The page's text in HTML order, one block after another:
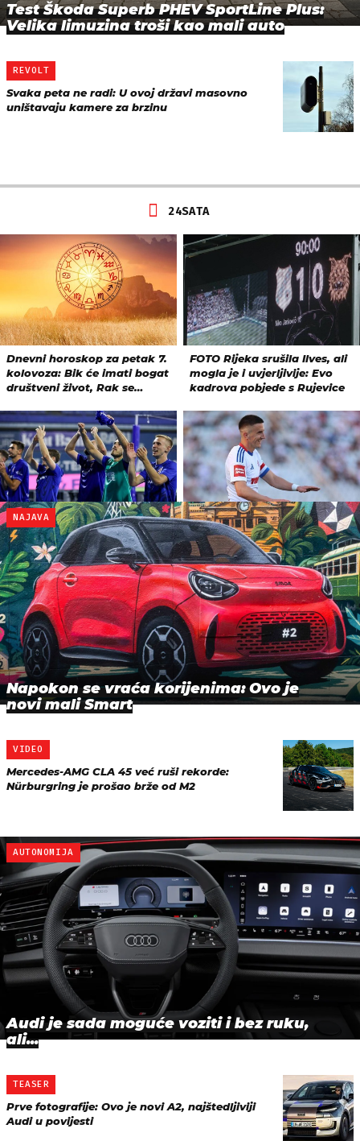
Test Škoda Superb PHEV SportLine Plus:
Velika limuzina troši kao mali auto
REVOLT
Svaka peta ne radi: U ovoj državi masovno
uništavaju kamere za brzinu
NAJAVA
Napokon se vraća korijenima: Ovo je
novi mali Smart
VIDEO
Mercedes-AMG CLA 45 već ruši rekorde:
Nürburgring je prošao brže od M2
AUTONOMIJA
Audi je sada moguće voziti i bez ruku,
ali...
TEASER
Prve fotografije: Ovo je novi A2, najštedljiviji
Audi u povijesti